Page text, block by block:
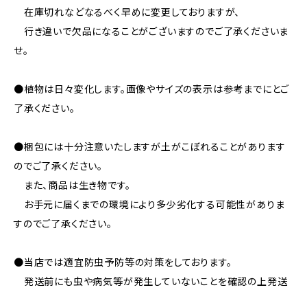
在庫切れなどなるべく早めに変更しておりますが、
行き違いで欠品になることがございますのでご了承くださいま
せ。
●植物は日々変化します。画像やサイズの表示は参考までにとご
了承ください。
●梱包には十分注意いたしますが土がこぼれることがあります
のでご了承ください。
また、商品は生き物です。
お手元に届くまでの環境により多少劣化する可能性がありま
すのでご了承ください。
●当店では適宜防虫予防等の対策をしております。
発送前にも虫や病気等が発生していないことを確認の上発送